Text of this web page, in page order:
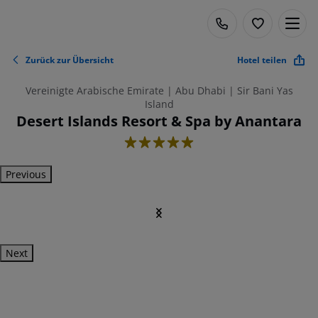
Zurück zur Übersicht Hotel teilen
Vereinigte Arabische Emirate | Abu Dhabi | Sir Bani Yas
Island
Desert Islands Resort & Spa by Anantara
5
Previous
Next